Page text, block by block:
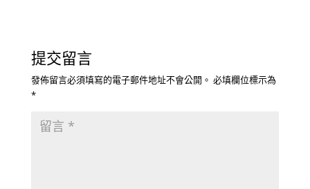
提交留言
發佈留言必須填寫的電子郵件地址不會公開。 必填欄位標示為
*